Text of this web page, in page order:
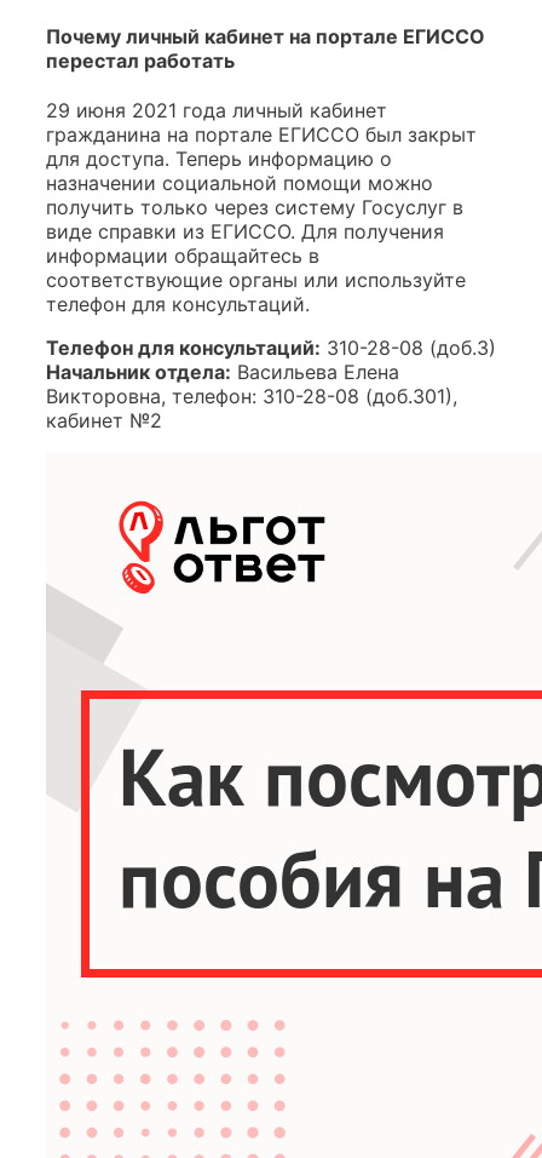
Почему личный кабинет на портале ЕГИССО
перестал работать
29 июня 2021 года личный кабинет
гражданина на портале ЕГИССО был закрыт
для доступа. Теперь информацию о
назначении социальной помощи можно
получить только через систему Госуслуг в
виде справки из ЕГИССО. Для получения
информации обращайтесь в
соответствующие органы или используйте
телефон для консультаций.
Телефон для консультаций: 310-28-08 (доб.3)
Начальник отдела: Васильева Елена
Викторовна, телефон: 310-28-08 (доб.301),
кабинет №2